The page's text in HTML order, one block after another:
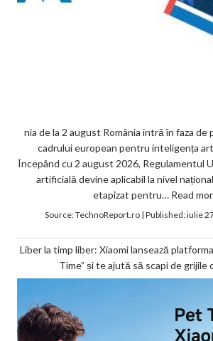
nia de la 2 august România intră în faza de
cadrului european pentru inteligența
Începând cu 2 august 2026, Regulamentul
artificială devine aplicabil la nivel
etapizat pentru… Read
Source:TechnoReport.ro| Published:iulie
Liber la timp liber: Xiaomi lansează
Time” și te ajută să scapi de grijile